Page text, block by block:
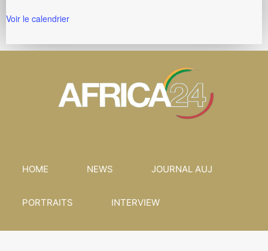
Voir le calendrier
HOME NEWS JOURNAL AUJ
PORTRAITS INTERVIEW